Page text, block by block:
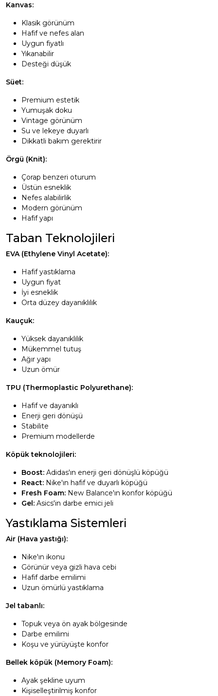
Kanvas:
Klasik görünüm
Hafif ve nefes alan
Uygun fiyatlı
Yıkanabilir
Desteği düşük
Süet:
Premium estetik
Yumuşak doku
Vintage görünüm
Su ve lekeye duyarlı
Dikkatli bakım gerektirir
Örgü (Knit):
Çorap benzeri oturum
Üstün esneklik
Nefes alabilirlik
Modern görünüm
Hafif yapı
Taban Teknolojileri
EVA (Ethylene Vinyl Acetate):
Hafif yastıklama
Uygun fiyat
İyi esneklik
Orta düzey dayanıklılık
Kauçuk:
Yüksek dayanıklılık
Mükemmel tutuş
Ağır yapı
Uzun ömür
TPU (Thermoplastic Polyurethane):
Hafif ve dayanıklı
Enerji geri dönüşü
Stabilite
Premium modellerde
Köpük teknolojileri:
Boost: Adidas'ın enerji geri dönüşlü köpüğü
React: Nike'ın hafif ve duyarlı köpüğü
Fresh Foam: New Balance'ın konfor köpüğü
Gel: Asics'in darbe emici jeli
Yastıklama Sistemleri
Air (Hava yastığı):
Nike'ın ikonu
Görünür veya gizli hava cebi
Hafif darbe emilimi
Uzun ömürlü yastıklama
Jel tabanlı:
Topuk veya ön ayak bölgesinde
Darbe emilimi
Koşu ve yürüyüşte konfor
Bellek köpük (Memory Foam):
Ayak şekline uyum
Kişiselleştirilmiş konfor